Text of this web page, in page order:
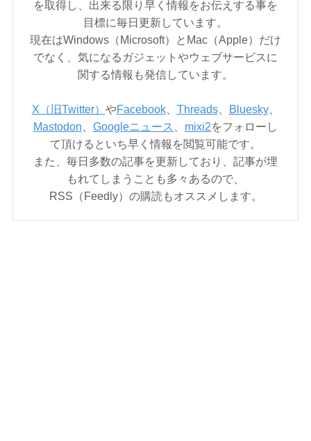
を取得し、出来る限り早く情報をお伝えする事を
目標に毎日更新しています。
現在はWindows（Microsoft）とMac（Apple）だけ
でなく、気になるガジェットやウェブサービスに
関する情報も発信しています。
X（旧Twitter） やFacebook、 Threads、 Bluesky、
Mastodon
Googleニュース mixi2をフォローし
て頂けるといち早く情報を閲覧可能です。
また、毎日多数の記事を更新しており、記事が埋
もれてしまうことも多々あるので、
RSS（Feedly）の購読もオススメします。